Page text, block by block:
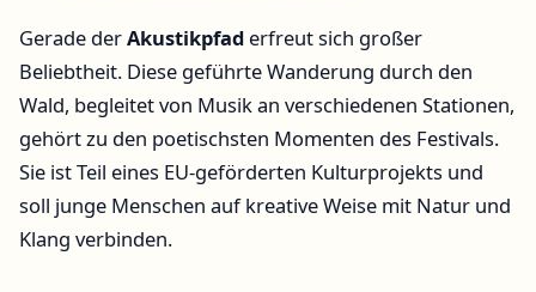
Gerade derAkustikpfad erfreut sich großer
Beliebtheit. Diese geführte Wanderung durch den
Wald, begleitet von Musik an verschiedenen Stationen,
gehört zu den poetischsten Momenten des Festivals.
Sie ist Teil eines EU-geförderten Kulturprojekts und
soll junge Menschen auf kreative Weise mit Natur und
Klang verbinden.